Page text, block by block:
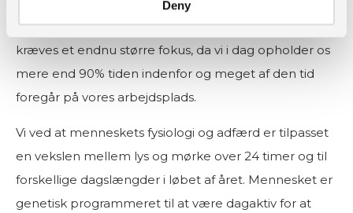
Deny
visuelle effekter ind i kravene til belysningen. Der
kræves et endnu større fokus, da vi i dag opholder os
mere end 90% tiden indenfor og meget af den tid
foregår på vores arbejdsplads.
Vi ved at menneskets fysiologi og adfærd er tilpasset
en vekslen mellem lys og mørke over 24 timer og til
forskellige dagslængder i løbet af året. Mennesket er
genetisk programmeret til at være dagaktiv for at